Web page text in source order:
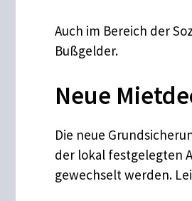
Auch im Bereich der
Bußgelder.
Neue
Die neue
der lokal festgelegten
gewechselt werden.